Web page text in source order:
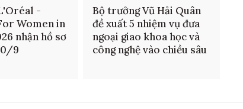
-
Women in
nhận hồ sơ
9
Bộ trưởng Vũ Hải Quân
đề xuất 5 nhiệm vụ đưa
ngoại giao khoa học và
công nghệ vào chiều sâu